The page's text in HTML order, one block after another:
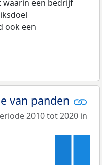
waarin een bedrijf
ook een
van panden
2010 tot 2020 in